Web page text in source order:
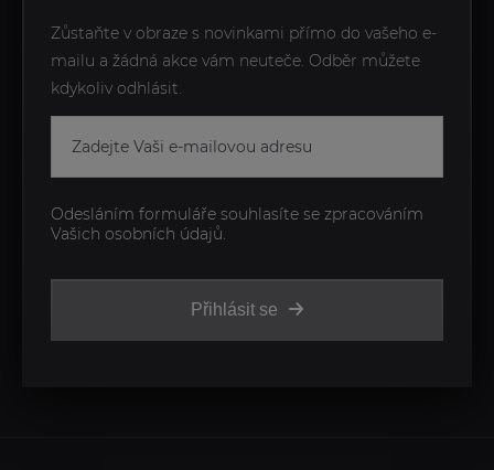
Zůstaňte v obraze s novinkami přímo do vašeho e-
mailu a žádná akce vám neuteče. Odběr můžete
kdykoliv odhlásit.
Přihlásit se
Odesláním formuláře souhlasíte se zpracováním
Vašich osobních údajů.